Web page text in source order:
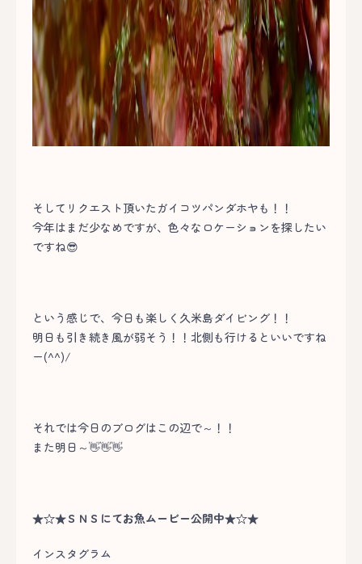
そしてリクエスト頂いたガイコツパンダホヤも！！
今年はまだ少なめですが、色々なロケーションを探したい
ですね😎
という感じで、今日も楽しく久米島ダイビング！！
明日も引き続き風が弱そう！！北側も行けるといいですね
ー(^^)/
それでは今日のブログはこの辺で～！！
また明日～👋👋👋
★☆★ＳＮＳにてお魚ムービー公開中★☆★
インスタグラム